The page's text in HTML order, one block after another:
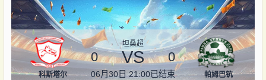
讯
直播
科斯塔尔
坦桑超
0 VS 0
06月30日 21:00已结束 帕姆巴钪